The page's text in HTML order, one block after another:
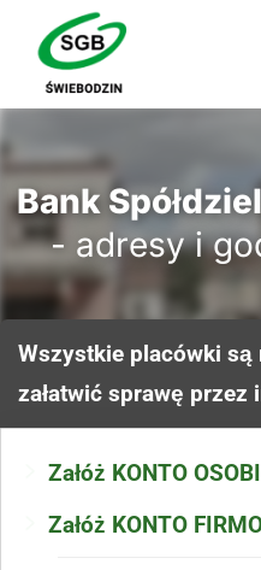
Bank
- adresy i
Wszystkie placówki są
załatwić sprawę przez
Załóż KONTO
Załóż KONTO